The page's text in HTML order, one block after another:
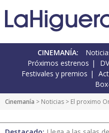
CINEMANÍA:
Próximos estrenos
Festivales y premios
Cinemanía > Noticias > El proximo